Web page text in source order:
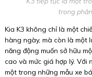
trong
Kia K3 không chỉ là một
hàng ngày, mà còn là một
năng động muốn sở hữu
cao và mức giá hợp lý. Với
một trong những mẫu xe